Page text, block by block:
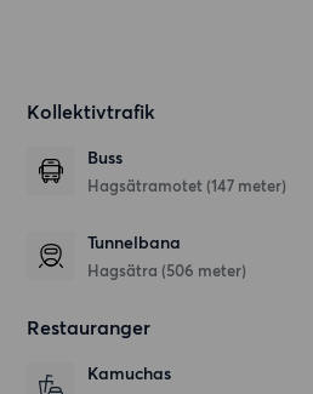
Kollektivtrafik
Buss
Hagsätramotet (147 meter)
Tunnelbana
Hagsätra (506 meter)
Restauranger
Kamuchas